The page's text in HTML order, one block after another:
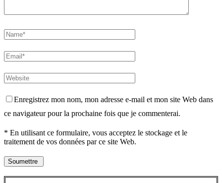
Enregistrez mon nom, mon adresse e-mail et mon site Web dans
ce navigateur pour la prochaine fois que je commenterai.
* En utilisant ce formulaire, vous acceptez le stockage et le
traitement de vos données par ce site Web.